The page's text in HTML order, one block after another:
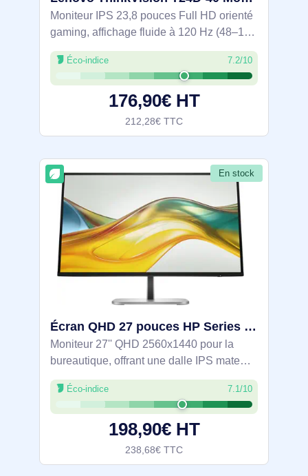
Moniteur IPS 23,8 pouces Full HD orienté
gaming, affichage fluide à 120 Hz (48–120
Hz) et couverture 99% sRGB/BT.709.
Dock USB‑C avec alimentation 100 W,
hub USB et Ethernet 1 GbE pour
connecter et
Éco-indice 7.2/10
176,90€ HT
212,28€ TTC
En stock
Écran QHD 27 pouces HP Series 5 Pro - 527pq - 9D9S0UT#ABB
Moniteur 27'' QHD 2560x1440 pour la
bureautique, offrant une dalle IPS mate
178°, 100 Hz et 5 ms pour des défilements
fluides. Fidélité sRGB 100 %, 350 cd/m² et
contraste 1500:1. Ergonomie complète:
Éco-indice 7.1/10
198,90€ HT
238,68€ TTC